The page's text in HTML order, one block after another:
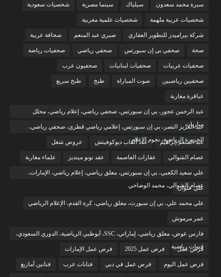
سيرة محمد سعدون سيلياك سينما مصرية شخصيات سعودية
شخصيات عربية ملهمة شخصيات علمية مغربية
شركة بيراميدز للتطوير العقاري صبري عبد المنعم صحافة عربية
صحة صحفي بي إن سبورتس صحفي رياضي صحفيات رياضة
صحفيات عربيات صحفيات لبنانيات صحفيون عرب
صحفيين رياضيين صوت المباراة طبخ طبخ سريع
عباقرة مغاربة
عبد الرحمن عجور، بي إن سبورتس، صحفي رياضي، إعلام رياضي، محلل
مباريات
عبد العزيز النصر، بي إن سبورتس، إعلامي رياضي قطري، صحفي رياضي،
الجزيرة الرياضية، نجوم الإعلام
عبد المنعم إبراهيم عدد ألقاب ديوكوفيتش عروض شغل
عصام الشوالي عقارات العاصمة عقد نونو مينديز علماء مغاربة
علي سعيد الكعبي، بي إن سبورتس، معلق رياضي، إعلام رياضي، الإمارات،
عصام الشوالي، محمد الوضاحي
علي علوان
علي محمد علي، بي إن سبورت، معلق رياضي، كرة القدم، الإعلام الرياضي
عمر مرموش
فارس عوض، معلق رياضي، إماراتي، SSC، أبوظبي الرياضية، الدوري السعودي،
قنوات رياضية
فرص عمل فرص عمل 2025 فرص عمل الإمارات
فرص عمل اليوم فرص عمل في دبي فنانات عرب فنانين أمازيغ